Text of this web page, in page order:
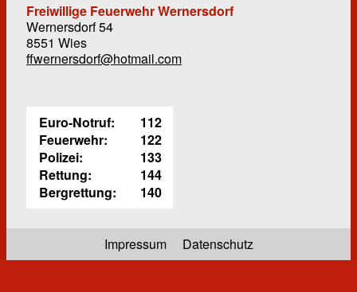
Freiwillige Feuerwehr Wernersdorf
Wernersdorf 54
8551 Wies
ffwernersdorf@hotmail.com
Euro-Notruf:
112
Feuerwehr:
122
Polizei:
133
Rettung:
144
Bergrettung:
140
Impressum Datenschutz